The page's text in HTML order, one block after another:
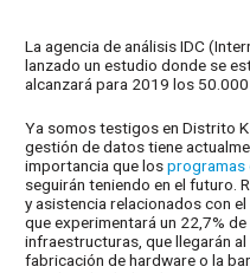
La agencia de análisis IDC
lanzado un estudio donde se
alcanzará para 2019 los
Ya somos testigos en Distrito
gestión de datos tiene
importancia que losprogramas
seguirán teniendo en el futuro.
y asistencia relacionados con
que experimentará un 22,7%
infraestructuras, que llegarán
fabricación de hardware o la